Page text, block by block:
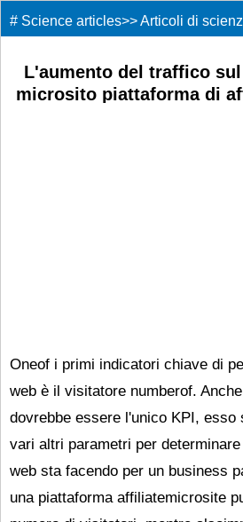
# Science articles>>Articoli di
L'aumento del traffico
microsito piattaforma di
Oneof i primi indicatori chiave di
web è il visitatore numberof.
dovrebbe essere l'unico KPI, esso
vari altri parametri per
web sta facendo per un business
una piattaforma affiliatemicrosite